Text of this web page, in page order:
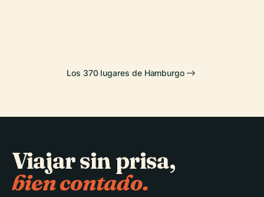
Los 370 lugares de Hamburgo
Viajar sin prisa,
bien contado.